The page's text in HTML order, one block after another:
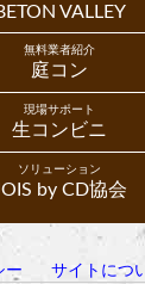
VALLEY
無料業者紹介
庭コン
現場サポート
生コンビニ
ソリューション
by CD協会
ー サイトにつ